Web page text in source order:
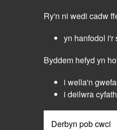
Ry'n ni wedi cadw
yn hanfodol i'r
Byddem hefyd yn
i wella'n
i deilwra
Derbyn pob cwci